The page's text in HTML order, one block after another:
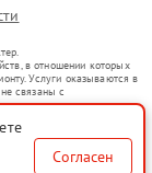
в отношении которых
Услуги оказываются в
связаны с
оборот в соответствии
услуг или введения
услугах по
Согласен